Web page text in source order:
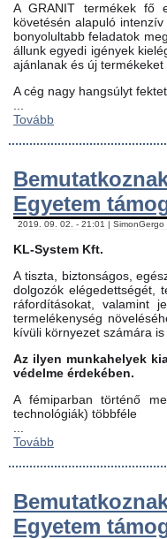
A GRANIT termékek fő
követésén alapuló
bonyolultabb feladatok
állunk egyedi igények
ajánlanak és új
A cég nagy hangsúlyt
Tovább
Egyetem
2019. 09. 02. - 21:01 | SimonGergo
KL-System Kft.
A tiszta, biztonságos,
dolgozók elégedettségét,
ráfordításokat, valamint
termelékenység
kívüli környezet számára is
Az ilyen munkahelyek
védelme érdekében.
A fémiparban történő
technológiák) többféle
Tovább
Egyetem